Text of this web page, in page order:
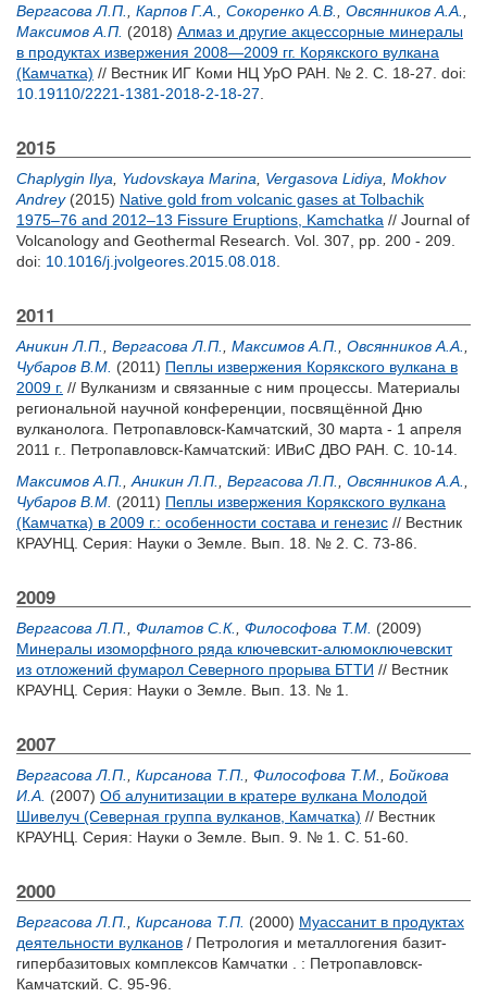
Вергасова Л.П.
Карпов Г.А. Сокоренко А.В. Овсянников А.А.
Максимов А.П. (2018) Алмаз и другие акцессорные минералы
в продуктах извержения 2008—2009 гг. Корякского вулкана
(Камчатка) // Вестник ИГ Коми НЦ УрО РАН. № 2. С. 18-27. doi:
10.19110/2221-1381-2018-2-18-27
2015
Chaplygin Ilya Yudovskaya Marina Vergasova Lidiya Mokhov
Andrey(2015) Native gold from volcanic gases at Tolbachik
1975–76 and 2012–13 Fissure Eruptions, Kamchatka // Journal of
Volcanology and Geothermal Research. Vol. 307, pp. 200 - 209.
doi: 10.1016/j.jvolgeores.2015.08.018
2011
Аникин Л.П. Вергасова Л.П. Максимов А.П. Овсянников А.А.
Чубаров В.М. (2011) Пеплы извержения Корякского вулкана в
2009 г. // Вулканизм и связанные с ним процессы. Материалы
региональной научной конференции, посвящённой Дню
вулканолога. Петропавловск-Камчатский, 30 марта - 1 апреля
2011 г.. Петропавловск-Камчатский: ИВиС ДВО РАН. С. 10-14.
Максимов А.П.
Аникин Л.П. Вергасова Л.П. Овсянников А.А.
Чубаров В.М. (2011) Пеплы извержения Корякского вулкана
(Камчатка) в 2009 г.: особенности состава и генезис // Вестник
КРАУНЦ. Серия: Науки о Земле. Вып. 18. № 2. С. 73-86.
2009
Вергасова Л.П. Филатов С.К. Философова Т.М. (2009)
Минералы изоморфного ряда ключевскит-алюмоключевскит
из отложений фумарол Северного прорыва БТТИ // Вестник
КРАУНЦ. Серия: Науки о Земле. Вып. 13. № 1.
2007
Вергасова Л.П. Кирсанова Т.П. Философова Т.М.
Бойкова
И.А. (2007) Об алунитизации в кратере вулкана Молодой
Шивелуч (Северная группа вулканов, Камчатка) // Вестник
КРАУНЦ. Серия: Науки о Земле. Вып. 9. № 1. С. 51-60.
2000
Вергасова Л.П. Кирсанова Т.П. (2000) Муассанит в продуктах
деятельности вулканов / Петрология и металлогения базит-
гипербазитовых комплексов Камчатки . : Петропавловск-
Камчатский. С. 95-96.